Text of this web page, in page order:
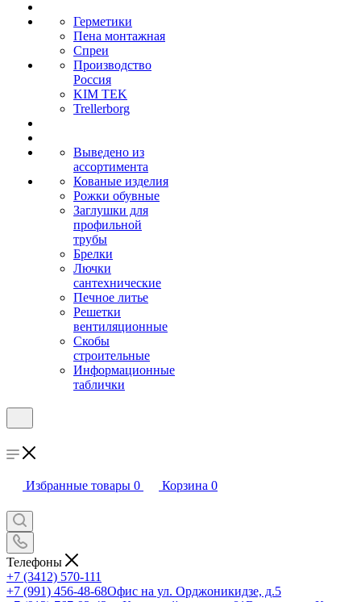
Герметики
Пена монтажная
Спреи
Производство
Россия
KIM TEK
Trellerborg
Выведено из
ассортимента
Кованые изделия
Рожки обувные
Заглушки для
профильной
трубы
Брелки
Лючки
сантехнические
Печное литье
Решетки
вентиляционные
Скобы
строительные
Информационные
таблички
Избранные товары 0 Корзина 0
Телефоны
+7 (3412) 570-111
+7 (991) 456-48-68Офис на ул. Орджоникидзе, д.5